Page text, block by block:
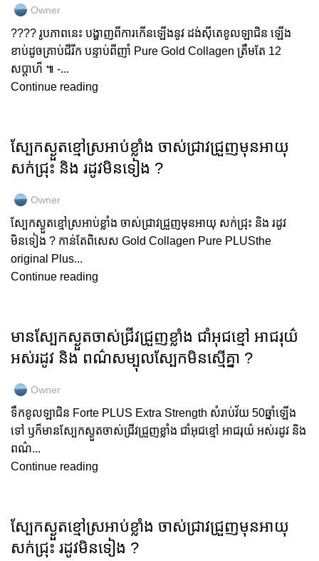
Owner
???? រូបភាពនេះ បង្ហាញពីការកើនឡើងនូវ ដង់ស៊ីតេខូលឡាជិន ឡើង
ខាប់ដូចគ្រាប់ជីរីក បន្ទាប់ពីញាំ Pure Gold Collagen ត្រឹមតែ 12
សប្តាហ៏ ៕ -...
Continue reading
ស្បែកស្ងួតខ្មៅស្រអាប់ខ្លាំង ចាស់ជ្រាវជ្រួញមុនអាយុ
សក់ជ្រុះ និង រដូវមិនទៀង ?
Owner
ស្បែកស្ងួតខ្មៅស្រអាប់ខ្លាំង ចាស់ជ្រាវជ្រួញមុនអាយុ សក់ជ្រុះ និង រដូវ
មិនទៀង ? កាន់តែពិសេស Gold Collagen Pure PLUSthe
original Plus...
Continue reading
មានស្បែកស្ងួតចាស់ជ្រីវជ្រួញខ្លាំង ជាំអុជខ្មៅ អាជរុយ៌
អស់រដូវ និង ពណ៌សម្បុលស្បែកមិនស្មើគ្នា ?
Owner
ទឹកខូលឡាជិន Forte PLUS Extra Strength សំរាប់វ័យ 50ឆ្នាំឡើង
ទៅ ឫក៏មានស្បែកស្ងួតចាស់ជ្រីវជ្រួញខ្លាំង ជាំអុជខ្មៅ អាជរុយ៌ អស់រដូវ និង
ពណ៌...
Continue reading
ស្បែកស្ងួតខ្មៅស្រអាប់ខ្លាំង ចាស់ជ្រាវជ្រួញមុនអាយុ
សក់ជ្រុះ រដូវមិនទៀង ?